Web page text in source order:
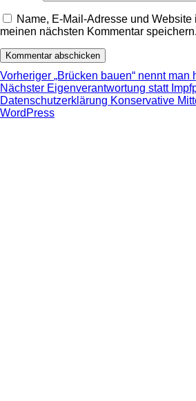
Name, E-Mail-Adresse und
meinen nächsten Kommentar speichern.
Beitragsnavigation
Vorheriger Vorheriger
Beitrag:
„Brücken bauen“ nennt man
Nächster Nächster
Beitrag:
Eigenverantwortung statt
Datenschutzerklärung Konservative
WordPress